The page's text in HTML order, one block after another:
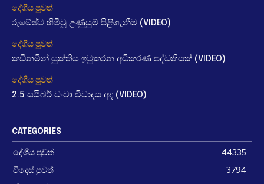
දේශීය පුවත්
රුමේෂ්ට හිමිවූ උණුසුම් පිළිගැනීම (VIDEO)
දේශීය පුවත්
කඩිනමින් යුක්තිය ඉටුකරන අධිකරණ පද්ධතියක් (VIDEO)
දේශීය පුවත්
2.5 සයිබර් වංචා විවාදය අද (VIDEO)
CATEGORIES
දේශීය පුවත්
44335
විදෙස් පුවත්
3794